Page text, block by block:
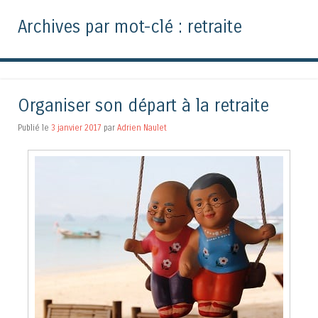
Archives par mot-clé : retraite
Organiser son départ à la retraite
Publié le 3 janvier 2017 par Adrien Naulet